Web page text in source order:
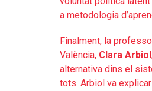
a metodologia
Finalment, la
València, Clara Arbiol
alternativa dins el
tots. Arbiol va